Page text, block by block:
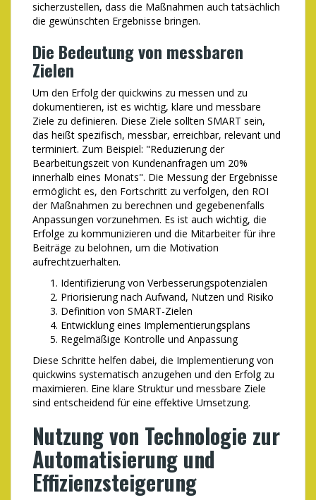
sicherzustellen, dass die Maßnahmen auch tatsächlich
die gewünschten Ergebnisse bringen.
Die Bedeutung von messbaren
Zielen
Um den Erfolg der quickwins zu messen und zu
dokumentieren, ist es wichtig, klare und messbare
Ziele zu definieren. Diese Ziele sollten SMART sein,
das heißt spezifisch, messbar, erreichbar, relevant und
terminiert. Zum Beispiel: "Reduzierung der
Bearbeitungszeit von Kundenanfragen um 20%
innerhalb eines Monats". Die Messung der Ergebnisse
ermöglicht es, den Fortschritt zu verfolgen, den ROI
der Maßnahmen zu berechnen und gegebenenfalls
Anpassungen vorzunehmen. Es ist auch wichtig, die
Erfolge zu kommunizieren und die Mitarbeiter für ihre
Beiträge zu belohnen, um die Motivation
aufrechtzuerhalten.
Identifizierung von Verbesserungspotenzialen
Priorisierung nach Aufwand, Nutzen und Risiko
Definition von SMART-Zielen
Entwicklung eines Implementierungsplans
Regelmäßige Kontrolle und Anpassung
Diese Schritte helfen dabei, die Implementierung von
quickwins systematisch anzugehen und den Erfolg zu
maximieren. Eine klare Struktur und messbare Ziele
sind entscheidend für eine effektive Umsetzung.
Nutzung von Technologie zur
Automatisierung und
Effizienzsteigerung